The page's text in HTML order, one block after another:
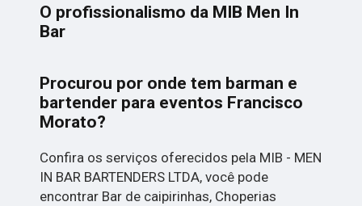
O profissionalismo da MIB Men In
Bar
Procurou por onde tem barman e
bartender para eventos Francisco
Morato?
Confira os serviços oferecidos pela MIB - MEN
IN BAR BARTENDERS LTDA, você pode
encontrar Bar de caipirinhas, Choperias